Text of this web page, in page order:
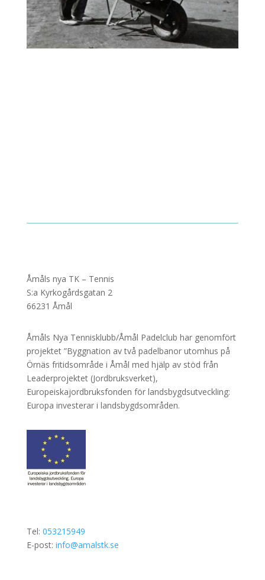
Åmåls nya TK – Tennis
S:a Kyrkogårdsgatan 2
66231 Åmål
Åmåls Nya Tennisklubb/Åmål Padelclub har genomfört
projektet ”Byggnation av två padelbanor utomhus på
Örnäs fritidsområde i Åmål med hjälp av stöd från
Leaderprojektet (Jordbruksverket),
Europeiskajordbruksfonden för landsbygdsutveckling:
Europa investerar i landsbygdsområden.
Tel: 053215949
E-post: info@amalstk.se